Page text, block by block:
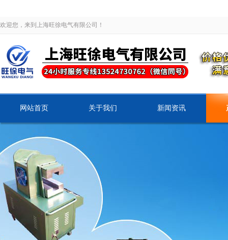
欢迎您，来到上海旺徐电气有限公司！
网站首页 关于我们 新闻资讯